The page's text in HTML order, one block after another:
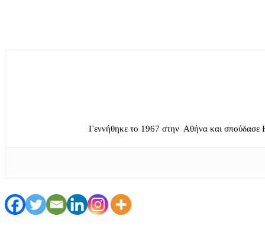
Γεννήθηκε το 1967 στην Αθήνα και σπούδασε